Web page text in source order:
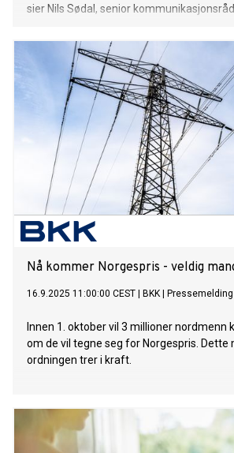
sier Nils Sødal, senior
Nå kommer Norgespris - veldig
16.9.2025 11:00:00 CEST BKK Pressemelding
Innen 1. oktober vil 3 millioner nordmenn
om de vil tegne seg for Norgespris. Dette
ordningen trer i kraft.